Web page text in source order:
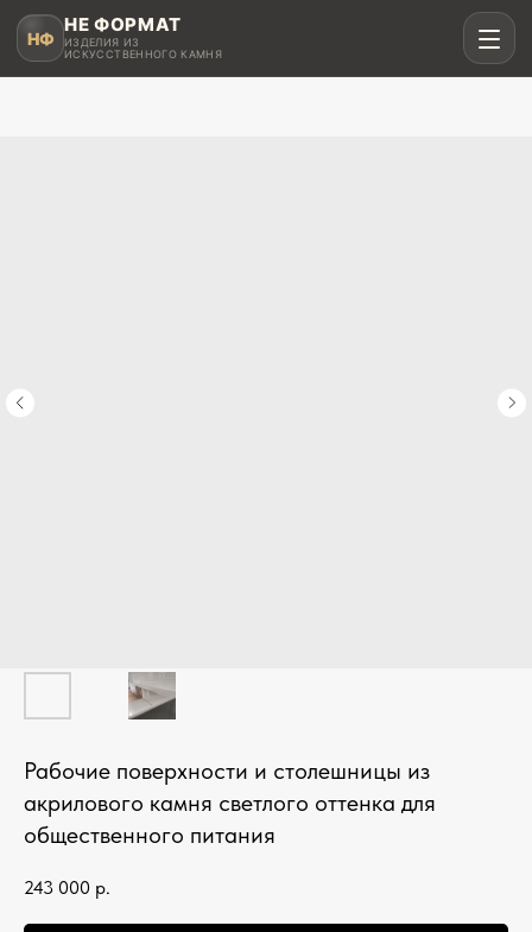
НФ
НЕ ФОРМАТ
ИЗДЕЛИЯ ИЗ
ИСКУССТВЕННОГО КАМНЯ
Для кухни и домашнего бара
Столешницы для барбекю
Кухонная техника
Подбор под столешницу
Разделочные доски
Рабочие поверхности и столешницы из
акрилового камня светлого оттенка для
общественного питания
243 000 р.